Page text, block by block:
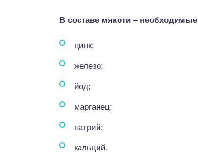
В составе мякоти – необходимые
цинк;
железо;
йод;
марганец;
натрий;
кальций.